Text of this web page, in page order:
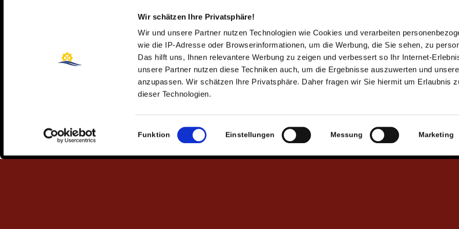
Wir schätzen Ihre Privatsphäre!
Wir und unsere Partner nutzen Technologien wie Cookies und verarbeiten
wie die IP-Adresse oder Browserinformationen, um die Werbung, die Sie sehen, zu
Das hilft uns, Ihnen relevantere Werbung zu zeigen und verbessert so Ihr Internet-
unsere Partner nutzen diese Techniken auch, um die Ergebnisse auszuwerten und
anzupassen. Wir schätzen Ihre Privatsphäre. Daher fragen wir Sie hiermit um Erlaubnis
dieser Technologien.
Einwilligungsauswahl
Funktion Einstellungen Messung Marketing
con el ámbito de la investigación y la docencia
como con antiguos alumnos y estudiantes.
Al cumplir todos los requisitos necesarios, nos
Somos un centro de deportes acuáticos inclusivo